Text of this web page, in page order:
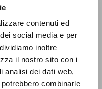
contenuti ed
social media e per
inoltre
il nostro sito con i
analisi dei dati web,
combinarle
Castello Estense, on
from 9 a.m. to 6
a.m. to 5.30 p.m. It is
0532-419190